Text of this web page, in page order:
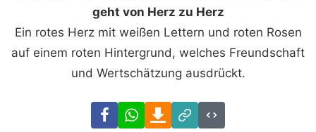
geht von Herz zu Herz
Ein rotes Herz mit weißen Lettern und roten Rosen
auf einem roten Hintergrund, welches Freundschaft
und Wertschätzung ausdrückt.
FacebookWhatsAppDownload
Link
Code